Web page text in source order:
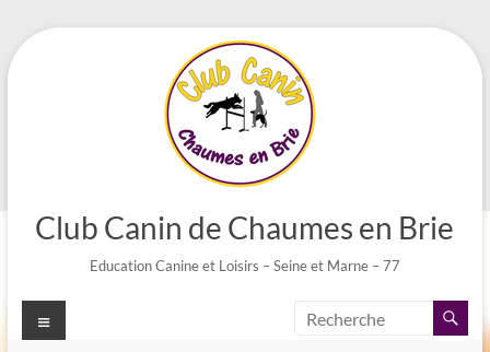
Aller
au
Club Canin de Chaumes en Brie
Education Canine et Loisirs – Seine et Marne – 77
Menu